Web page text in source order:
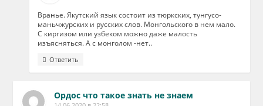
Вранье. Якутский язык состоит из тюркских, тунгусо-
маньчжурских и русских слов. Монгольского в нем мало.
С киргизом или узбеком можно даже малость
изъясняться. А с монголом -нет..
Ответить
Ордос что такое знать не знаем